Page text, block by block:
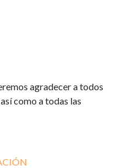
agradecer a todos
como a todas las